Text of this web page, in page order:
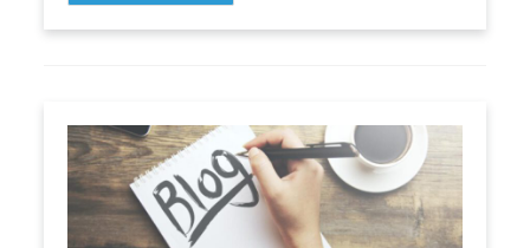
CZYM
JEST
PORADZIĆ?